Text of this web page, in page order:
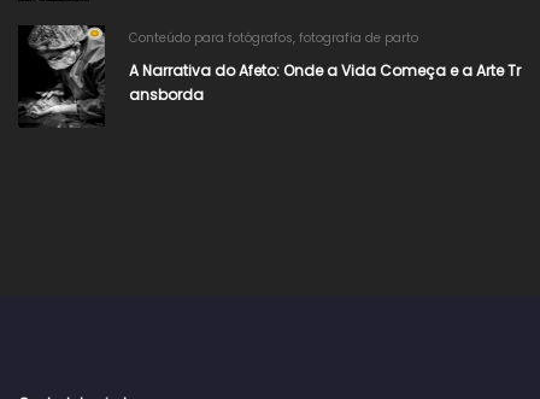
Conteúdo para fotógrafos, fotografia de parto
A Narrativa do Afeto: Onde a Vida Começa e a Arte Tr
ansborda